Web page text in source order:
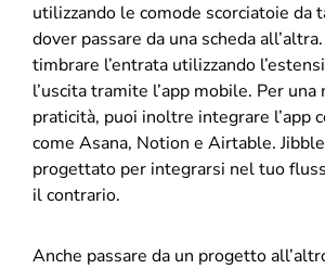
utilizzando le comode scorciatoie da
dover passare da una scheda
timbrare l’entrata utilizzando
l’uscita tramite l’app mobile. Per una
praticità, puoi inoltre integrare l’app
come Asana, Notion e Airtable.
progettato per integrarsi nel tuo
il contrario.
Anche passare da un progetto